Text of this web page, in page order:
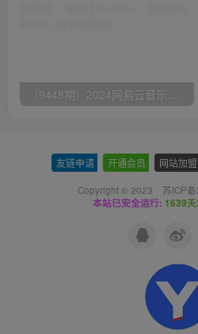
友链申请 开通会员 网站加盟
Copyright © 2023 · 苏ICP
本站已安全运行: 1639